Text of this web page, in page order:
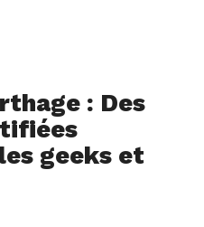
: Des
geeks et